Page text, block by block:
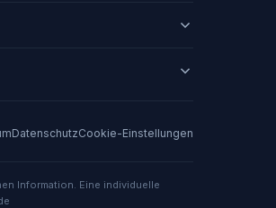
DatenschutzCookie-Einstellungen
Information. Eine individuelle